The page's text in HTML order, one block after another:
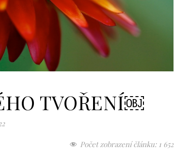
TVOŘENÍ￼
Počet zobrazení článku: 1 652